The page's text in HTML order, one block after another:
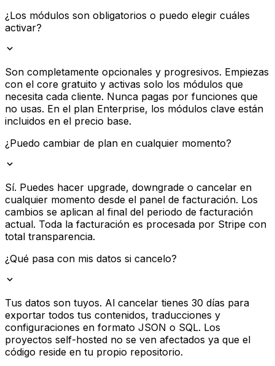
¿Los módulos son obligatorios o puedo elegir cuáles
activar?
Son completamente opcionales y progresivos. Empiezas
con el core gratuito y activas solo los módulos que
necesita cada cliente. Nunca pagas por funciones que
no usas. En el plan Enterprise, los módulos clave están
incluidos en el precio base.
¿Puedo cambiar de plan en cualquier momento?
Sí. Puedes hacer upgrade, downgrade o cancelar en
cualquier momento desde el panel de facturación. Los
cambios se aplican al final del periodo de facturación
actual. Toda la facturación es procesada por Stripe con
total transparencia.
¿Qué pasa con mis datos si cancelo?
Tus datos son tuyos. Al cancelar tienes 30 días para
exportar todos tus contenidos, traducciones y
configuraciones en formato JSON o SQL. Los
proyectos self-hosted no se ven afectados ya que el
código reside en tu propio repositorio.